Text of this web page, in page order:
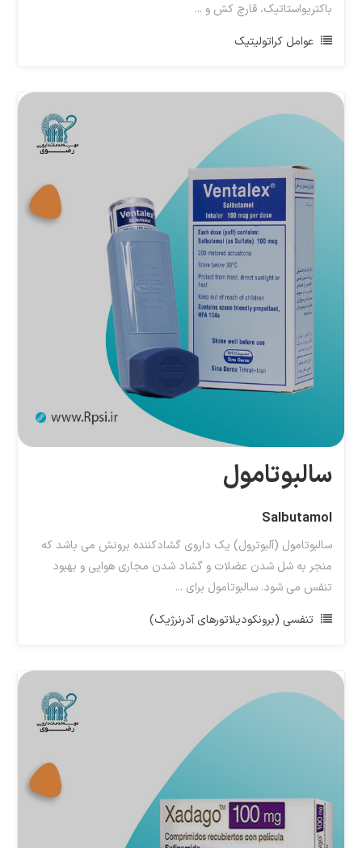
باکتریواستاتیک، قارچ کش و ...
عوامل کراتولیتیک
سالبوتامول
Salbutamol
سالبوتامول (آلبوترول) یک داروی گشادکننده برونش می باشد که
منجر به شل شدن عضلات و گشاد شدن مجاری هوایی و بهبود
تنفس می شود. سالبوتامول برای ...
تنفسی (برونکودیلاتورهای آدرنرژیک)